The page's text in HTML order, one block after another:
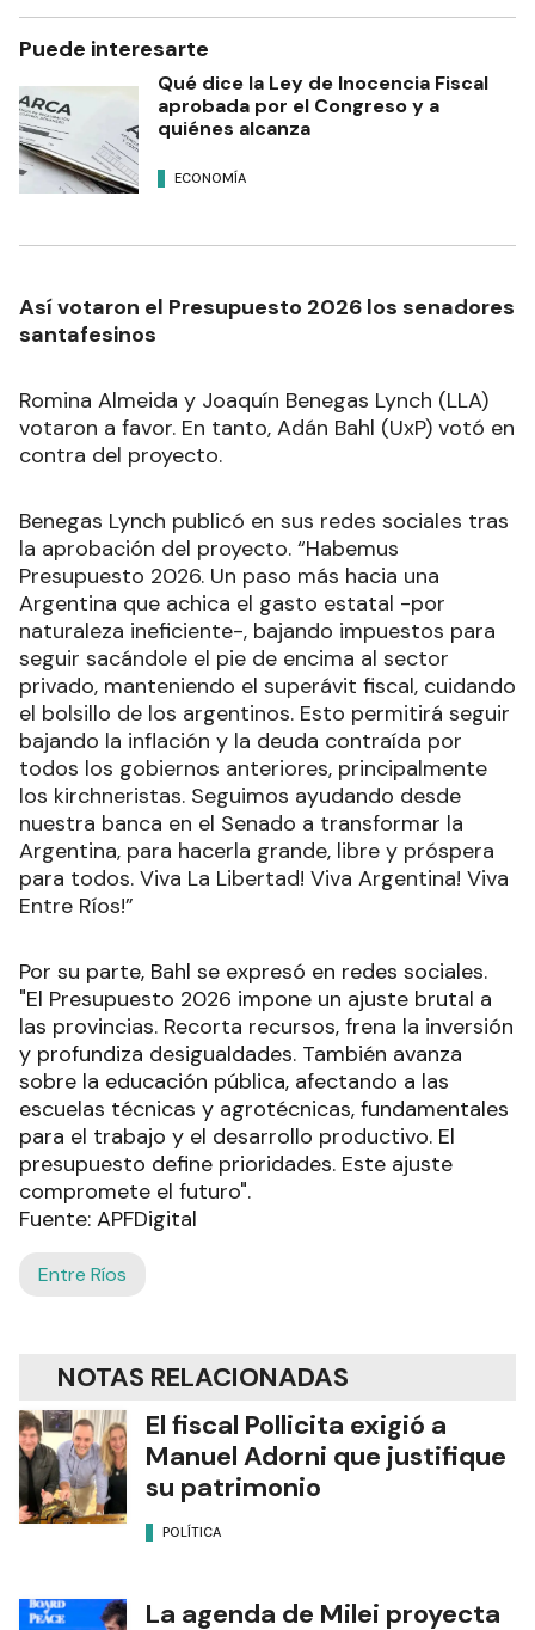
Puede interesarte
Qué dice la Ley de Inocencia Fiscal
aprobada por el Congreso y a
quiénes alcanza
ECONOMÍA
Así votaron el Presupuesto 2026 los senadores
santafesinos
Romina Almeida y Joaquín Benegas Lynch (LLA)
votaron a favor. En tanto, Adán Bahl (UxP) votó en
contra del proyecto.
Benegas Lynch publicó en sus redes sociales tras
la aprobación del proyecto. “Habemus
Presupuesto 2026. Un paso más hacia una
Argentina que achica el gasto estatal -por
naturaleza ineficiente-, bajando impuestos para
seguir sacándole el pie de encima al sector
privado, manteniendo el superávit fiscal, cuidando
el bolsillo de los argentinos. Esto permitirá seguir
bajando la inflación y la deuda contraída por
todos los gobiernos anteriores, principalmente
los kirchneristas. Seguimos ayudando desde
nuestra banca en el Senado a transformar la
Argentina, para hacerla grande, libre y próspera
para todos. Viva La Libertad! Viva Argentina! Viva
Entre Ríos!”
Por su parte, Bahl se expresó en redes sociales.
"El Presupuesto 2026 impone un ajuste brutal a
las provincias. Recorta recursos, frena la inversión
y profundiza desigualdades. También avanza
sobre la educación pública, afectando a las
escuelas técnicas y agrotécnicas, fundamentales
para el trabajo y el desarrollo productivo. El
presupuesto define prioridades. Este ajuste
compromete el futuro".
Fuente: APFDigital
Entre Ríos
NOTAS RELACIONADAS
El fiscal Pollicita exigió a
Manuel Adorni que justifique
su patrimonio
POLÍTICA
La agenda de Milei proyecta